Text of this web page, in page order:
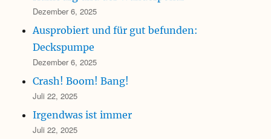
Dezember 6, 2025
Ausprobiert und für gut befunden:
Deckspumpe
Dezember 6, 2025
Crash! Boom! Bang!
Juli 22, 2025
Irgendwas ist immer
Juli 22, 2025